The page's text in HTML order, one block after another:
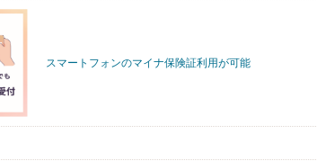
スマートフォンのマイナ保険証利用が可能